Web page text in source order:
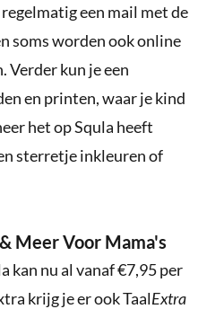
een mail met de
soms worden ook online
Verder kun je een
en printen, waar je kind
het op Squla heeft
sterretje inkleuren of
Meer Voor Mama's
kan nu al vanaf €7,95 per
krijg je er ook TaalExtra